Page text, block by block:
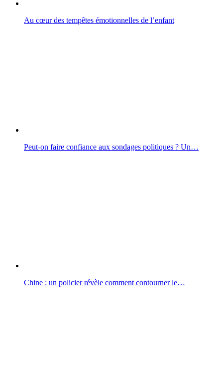
Au cœur des tempêtes émotionnelles de l’enfant
Peut-on faire confiance aux sondages politiques ? Un…
Chine : un policier révèle comment contourner le…